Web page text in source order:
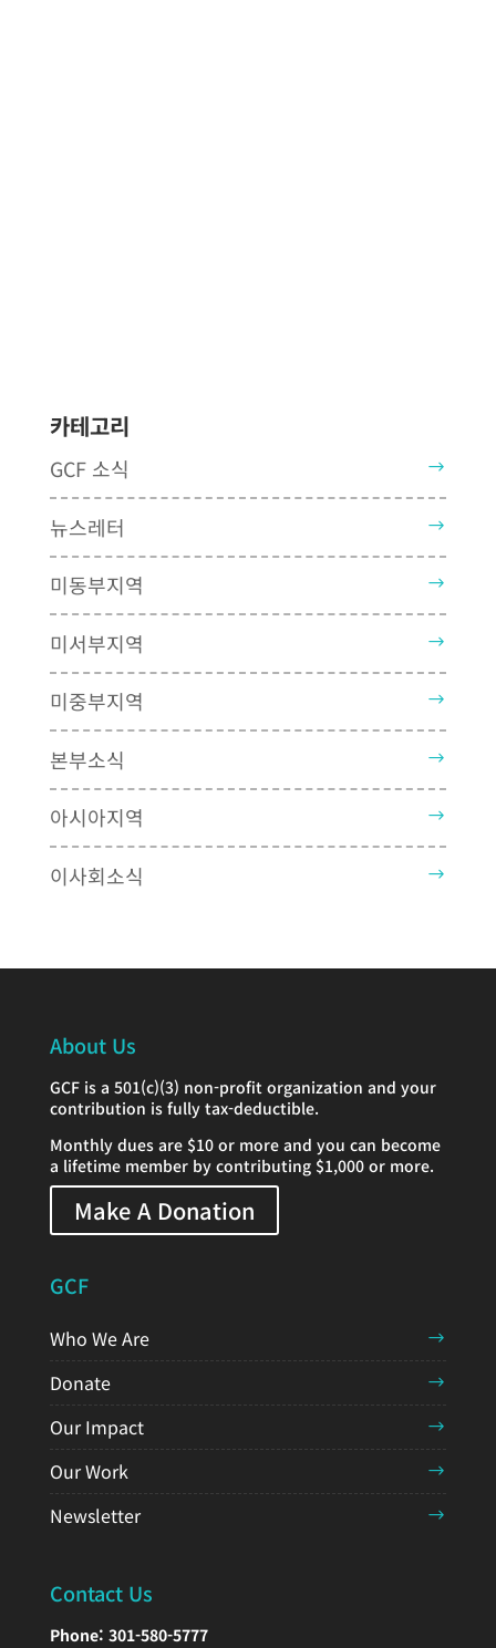
카테고리
GCF 소식
뉴스레터
미동부지역
미서부지역
미중부지역
본부소식
아시아지역
이사회소식
About Us
GCF is a 501(c)(3) non-profit organization and your
contribution is fully tax-deductible.
Monthly dues are $10 or more and you can become
a lifetime member by contributing $1,000 or more.
Make A Donation
GCF
Who We Are
Donate
Our Impact
Our Work
Newsletter
Contact Us
Phone: 301-580-5777